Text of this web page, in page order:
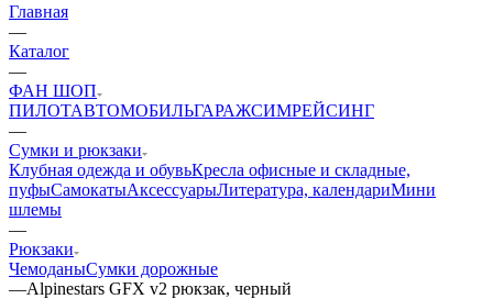
Главная
—
Каталог
—
ФАН ШОП
ПИЛОТАВТОМОБИЛЬГАРАЖСИМРЕЙСИНГ
—
Сумки и рюкзаки
Клубная одежда и обувьКресла офисные и складные,
пуфыСамокатыАксессуарыЛитература, календариМини
шлемы
—
Рюкзаки
ЧемоданыСумки дорожные
—Alpinestars GFX v2 рюкзак, черный